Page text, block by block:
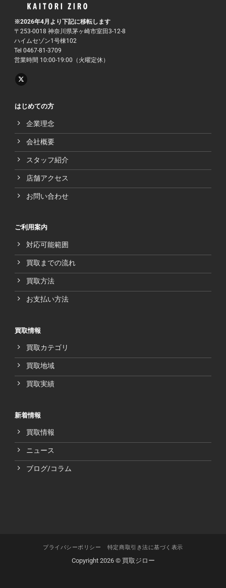
※2026年4月より下記に移転します
〒253-0018 神奈川県茅ヶ崎市室田3-12-8
ハイムセゾン1号棟102
Tel 0467-81-3709
営業時間 10:00-19:00（火曜定休）
はじめての方
企業理念
会社概要
スタッフ紹介
店舗アクセス
お問い合わせ
ご利用案内
対応可能範囲
買取までの流れ
買取方法
お支払い方法
買取情報
買取カテゴリ
買取地域
買取実績
新着情報
買取情報
ニュース
ブログ/コラム
プライバシーポリシー 特定商取引き法に基づく表示
Copyright 2026 © 買取ジロー